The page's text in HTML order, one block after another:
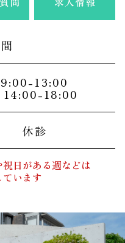
9:00-13:00
18:00
休診
日がある週などは
います